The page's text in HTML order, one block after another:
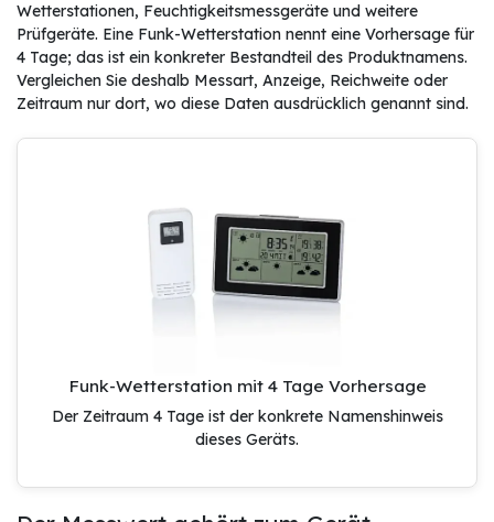
Wetterstationen, Feuchtigkeitsmessgeräte und weitere
Prüfgeräte. Eine Funk-Wetterstation nennt eine Vorhersage für
4 Tage; das ist ein konkreter Bestandteil des Produktnamens.
Vergleichen Sie deshalb Messart, Anzeige, Reichweite oder
Zeitraum nur dort, wo diese Daten ausdrücklich genannt sind.
Funk-Wetterstation mit 4 Tage Vorhersage
Der Zeitraum 4 Tage ist der konkrete Namenshinweis
dieses Geräts.